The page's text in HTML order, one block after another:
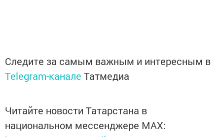
Telegram-каналеТатмедиа
национальном мессенджере MАХ:
https://max.ru/tatmedia